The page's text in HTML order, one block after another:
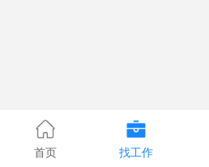
首页 找工作